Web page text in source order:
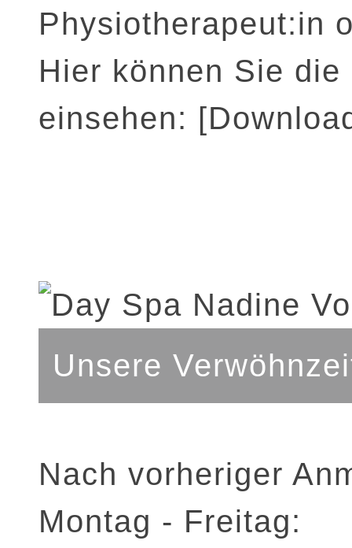
Physiotherapeut:in
Hier können Sie
einsehen:
Unsere
Nach vorheriger
Montag - Freitag: